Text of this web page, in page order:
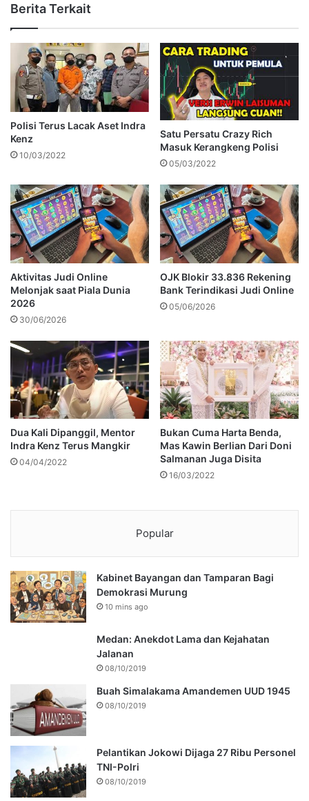
Berita Terkait
Polisi Terus Lacak Aset Indra
Kenz
10/03/2022
Satu Persatu Crazy Rich
Masuk Kerangkeng Polisi
05/03/2022
Aktivitas Judi Online
Melonjak saat Piala Dunia
2026
30/06/2026
OJK Blokir 33.836 Rekening
Bank Terindikasi Judi Online
05/06/2026
Dua Kali Dipanggil, Mentor
Indra Kenz Terus Mangkir
04/04/2022
Bukan Cuma Harta Benda,
Mas Kawin Berlian Dari Doni
Salmanan Juga Disita
16/03/2022
Popular
Kabinet Bayangan dan Tamparan Bagi
Demokrasi Murung
10 mins ago
Medan: Anekdot Lama dan Kejahatan
Jalanan
08/10/2019
Buah Simalakama Amandemen UUD 1945
08/10/2019
Pelantikan Jokowi Dijaga 27 Ribu Personel
TNI-Polri
08/10/2019